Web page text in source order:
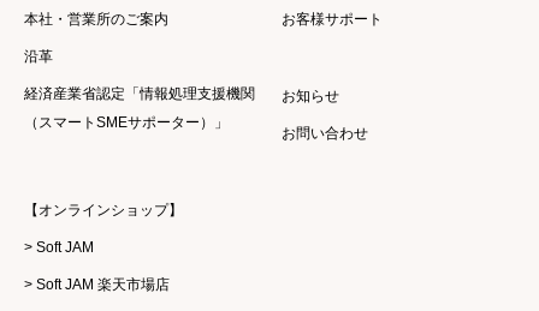
本社・営業所のご案内
沿革
経済産業省認定「情報処理支援機関
（スマートSMEサポーター）」
お客様サポート
お知らせ
お問い合わせ
【オンラインショップ】
> Soft JAM
> Soft JAM 楽天市場店